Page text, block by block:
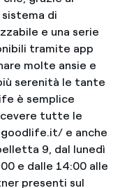
di
e una serie
tramite app
molte ansie e
serenità le tante
è semplice
tutte le
e anche
9, dal lunedì
e dalle 14:00 alle
presenti sul